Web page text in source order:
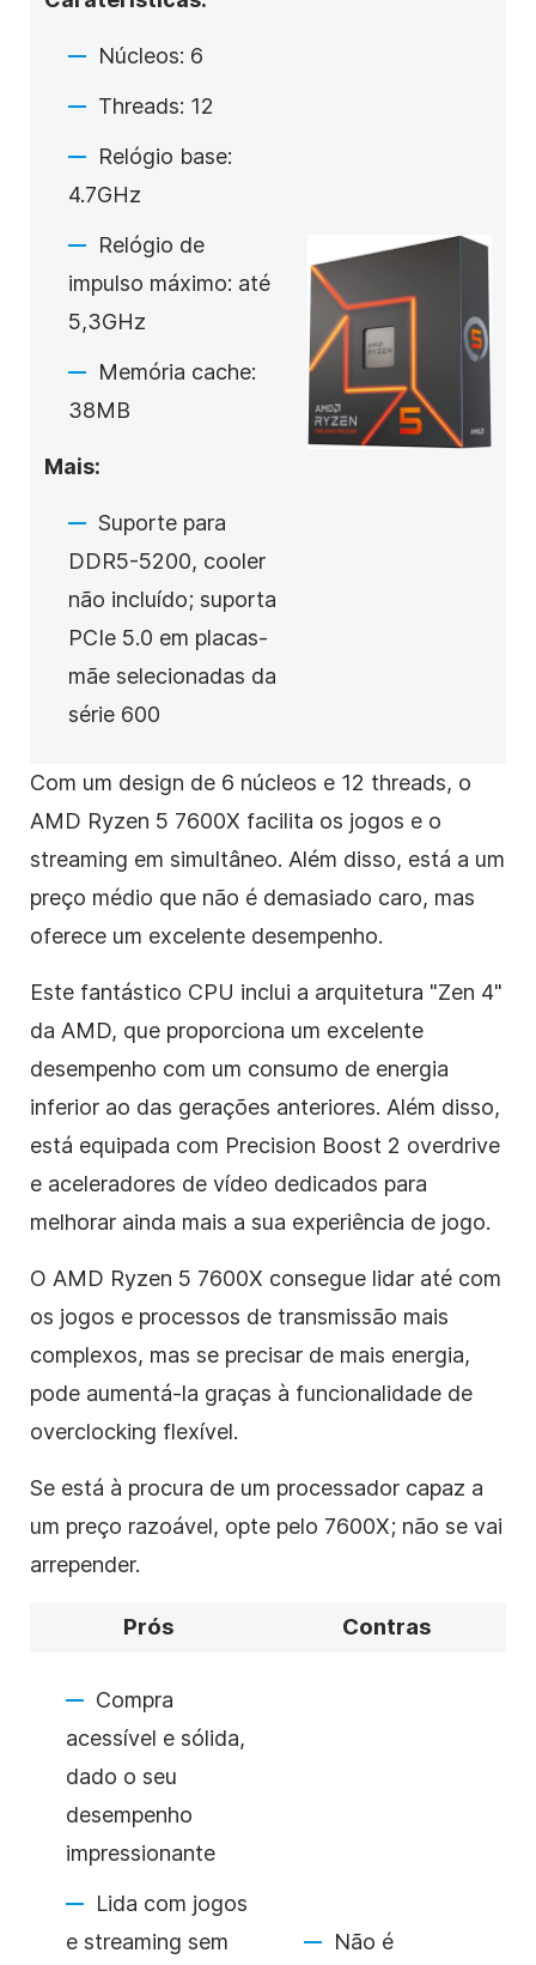
Núcleos: 6
Threads: 12
Relógio base:
4.7GHz
Relógio de
impulso máximo: até
5,3GHz
Memória cache:
38MB
Mais:
Suporte para
DDR5-5200, cooler
não incluído; suporta
PCIe 5.0 em placas-
mãe selecionadas da
série 600
Com um design de 6 núcleos e 12 threads, o
AMD Ryzen 5 7600X facilita os jogos e o
streaming em simultâneo. Além disso, está a um
preço médio que não é demasiado caro, mas
oferece um excelente desempenho.
Este fantástico CPU inclui a arquitetura "Zen 4"
da AMD, que proporciona um excelente
desempenho com um consumo de energia
inferior ao das gerações anteriores. Além disso,
está equipada com Precision Boost 2 overdrive
e aceleradores de vídeo dedicados para
melhorar ainda mais a sua experiência de jogo.
O AMD Ryzen 5 7600X consegue lidar até com
os jogos e processos de transmissão mais
complexos, mas se precisar de mais energia,
pode aumentá-la graças à funcionalidade de
overclocking flexível.
Se está à procura de um processador capaz a
um preço razoável, opte pelo 7600X; não se vai
arrepender.
Prós Contras
Compra
acessível e sólida,
dado o seu
desempenho
impressionante
Lida com jogos
e streaming sem
Não é